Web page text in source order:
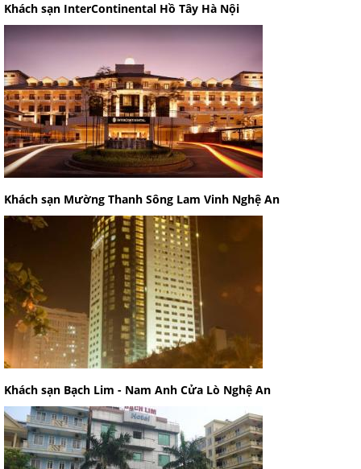
Khách sạn InterContinental Hồ Tây Hà Nội
Khách sạn Mường Thanh Sông Lam Vinh Nghệ An
Khách sạn Bạch Lim - Nam Anh Cửa Lò Nghệ An